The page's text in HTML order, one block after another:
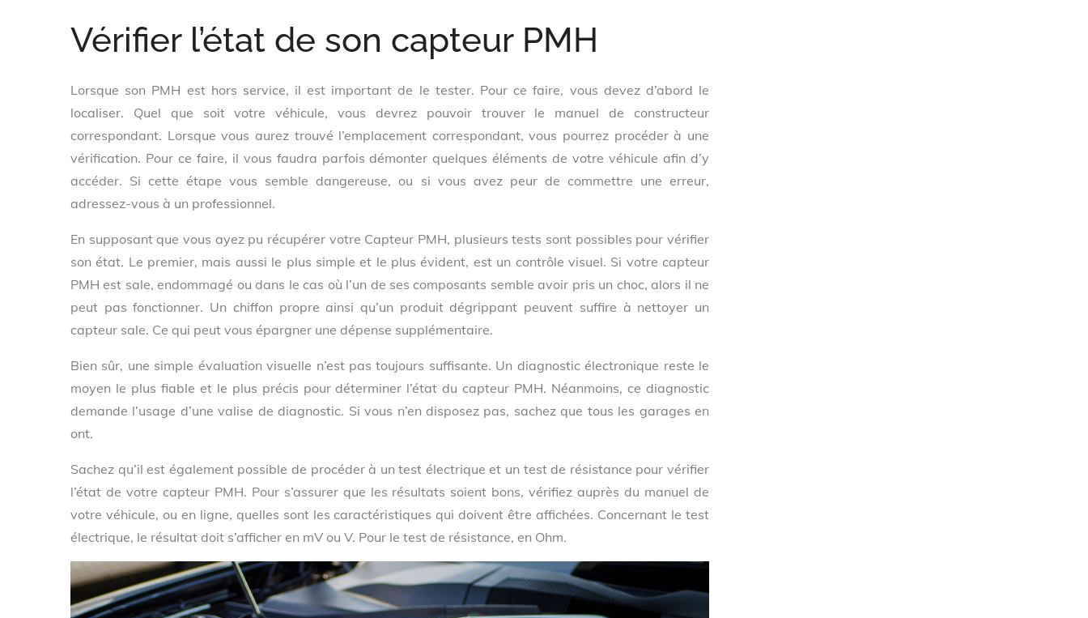
Vérifier l’état de son capteur PMH
Lorsque son PMH est hors service, il est important de le tester. Pour ce faire, vous devez d’abord le
localiser. Quel que soit votre véhicule, vous devrez pouvoir trouver le manuel de constructeur
correspondant. Lorsque vous aurez trouvé l’emplacement correspondant, vous pourrez procéder à une
vérification. Pour ce faire, il vous faudra parfois démonter quelques éléments de votre véhicule afin d’y
accéder. Si cette étape vous semble dangereuse, ou si vous avez peur de commettre une erreur,
adressez-vous à un professionnel.
En supposant que vous ayez pu récupérer votre Capteur PMH, plusieurs tests sont possibles pour vérifier
son état. Le premier, mais aussi le plus simple et le plus évident, est un contrôle visuel. Si votre capteur
PMH est sale, endommagé ou dans le cas où l’un de ses composants semble avoir pris un choc, alors il ne
peut pas fonctionner. Un chiffon propre ainsi qu’un produit dégrippant peuvent suffire à nettoyer un
capteur sale. Ce qui peut vous épargner une dépense supplémentaire.
Bien sûr, une simple évaluation visuelle n’est pas toujours suffisante. Un diagnostic électronique reste le
moyen le plus fiable et le plus précis pour déterminer l’état du capteur PMH. Néanmoins, ce diagnostic
demande l’usage d’une valise de diagnostic. Si vous n’en disposez pas, sachez que tous les garages en
ont.
Sachez qu’il est également possible de procéder à un test électrique et un test de résistance pour vérifier
l’état de votre capteur PMH. Pour s’assurer que les résultats soient bons, vérifiez auprès du manuel de
votre véhicule, ou en ligne, quelles sont les caractéristiques qui doivent être affichées. Concernant le test
électrique, le résultat doit s’afficher en mV ou V. Pour le test de résistance, en Ohm.